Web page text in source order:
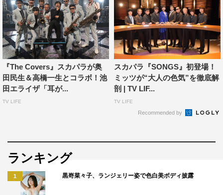
［CD ONLY］￥3,000（税抜）
［AL＋DVD2枚組］￥4,200（税抜）
［AL+Blu-ray Disc］￥4,800（税抜）
『The Covers』スカパラが奥
田民生＆高橋一生とコラボ！池
田エライザ「耳が...
TV LIFE
スカパラ『SONGS』初登場！
ミッツが“大人の色気”を徹底解
剖 | TV LIF...
TV LIFE
Recommended by
ランキング
1 黒嵜菜々子、ランジェリー姿で色白美ボディ披露